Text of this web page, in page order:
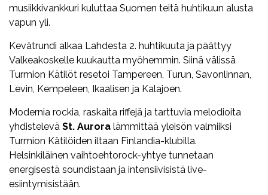
musiikkivankkuri kuluttaa Suomen teitä huhtikuun alusta
vapun yli.
Kevätrundi alkaa Lahdesta 2. huhtikuuta ja päättyy
Valkeakoskelle kuukautta myöhemmin. Siinä välissä
Turmion Kätilöt resetoi Tampereen, Turun, Savonlinnan,
Levin, Kempeleen, Ikaalisen ja Kalajoen.
Modernia rockia, raskaita riffejä ja tarttuvia melodioita
yhdistelevä St. Aurora lämmittää yleisön valmiiksi
Turmion Kätilöiden iltaan Finlandia-klubilla.
Helsinkiläinen vaihtoehtorock-yhtye tunnetaan
energisestä soundistaan ja intensiivisistä live-
esiintymisistään.